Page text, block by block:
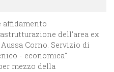
affidamento
dell'area ex
Corno. Servizio di
- economica".
mezzo della